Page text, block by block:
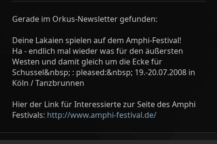
Gerade im Orkus-Newsletter gefunden:
Deine Lakaien spielen auf dem Amphi-Festival!
Ha - endlich mal wieder was für den äußersten
Westen und damit gleich um die Ecke für
Schussel&nbsp; : pleased:&nbsp; 19.-20.07.2008 in
Köln / Tanzbrunnen
Hier der Link für Interessierte zur Seite des Amphi
Festivals: http://www.amphi-festival.de/